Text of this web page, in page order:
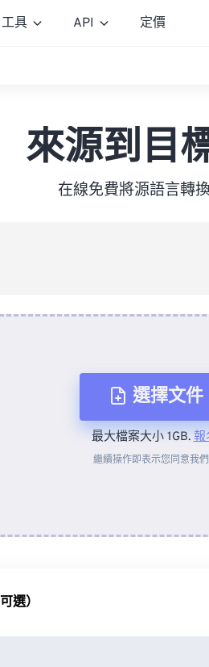
工具 API 定價
來源到目
在線免費將源語言轉
選擇文件
來自裝置
最大檔案大小 1GB.報
繼續操作即表示您同意我
選）